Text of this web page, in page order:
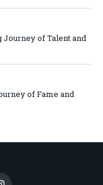
of Talent and
of Fame and